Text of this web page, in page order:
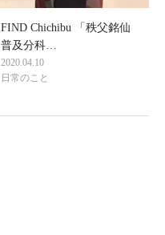
FIND Chichibu 「秩父銘仙
普及分科…
2020.04.10
日常のこと